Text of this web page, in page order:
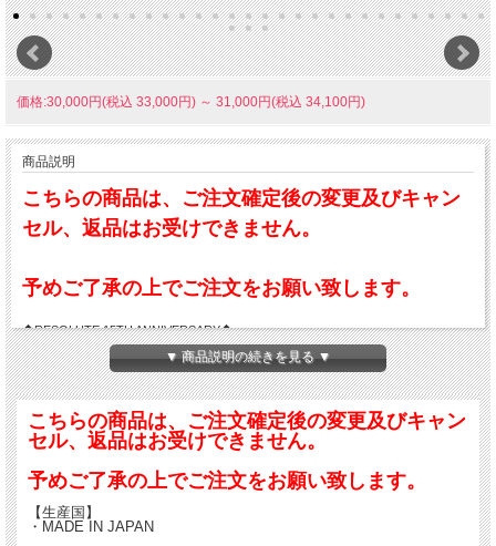
価格:30,000円(税込 33,000円) ～ 31,000円(税込 34,100円)
商品説明
こちらの商品は、ご注文確定後の変更及びキャン
セル、返品はお受けできません。
予めご了承の上でご注文をお願い致します。
◆RESOLUTE 15TH ANNIVERSARY◆
インディゴ染めに比べて、糸の芯を白く残すことが難しい黒デニムは、良くも悪く
もほんやりとした色落ちになりやすい。
今回、新たに開発された染色技術、通称「ゴーストブラック」によって、芯の白を
しっかりと残したまま染色することに成功。
リゾルト初のブラックデニムに相応しい、激しく濃淡の出る色落ちが楽しめる。
▼ 商品説明の続きを見る ▼
こちらの商品は、ご注文確定後の変更及びキャン
セル、返品はお受けできません。
予めご了承の上でご注文をお願い致します。
【生産国】
・MADE IN JAPAN